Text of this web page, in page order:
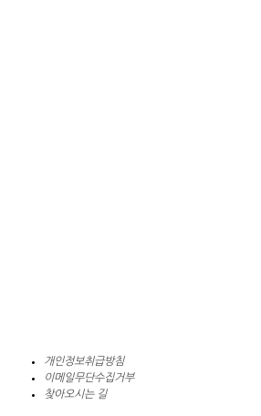
개인정보취급방침
이메일무단수집거부
찾아오시는 길